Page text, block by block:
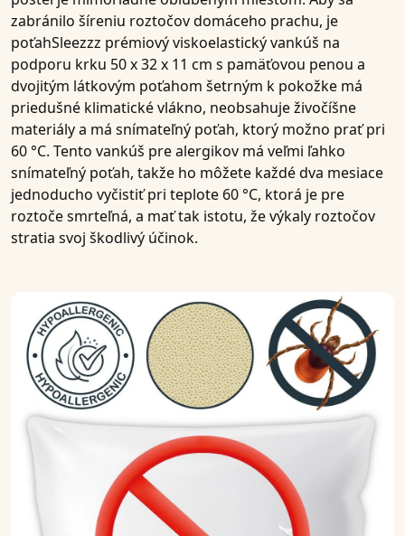
zabránilo šíreniu roztočov domáceho prachu, je
poťahSleezzz prémiový viskoelastický vankúš na
podporu krku 50 x 32 x 11 cm s pamäťovou penou a
dvojitým látkovým poťahom šetrným k pokožke má
priedušné klimatické vlákno, neobsahuje živočíšne
materiály a má snímateľný poťah, ktorý možno praťpri
60 °C. Tento vankúš pre alergikov má veľmi ľahko
snímateľný poťah, takže ho môžete každé dva mesiace
jednoducho vyčistiť pri teplote 60 °C, ktorá je pre
roztoče smrteľná, a mať tak istotu, že výkaly roztočov
stratia svoj škodlivý účinok.